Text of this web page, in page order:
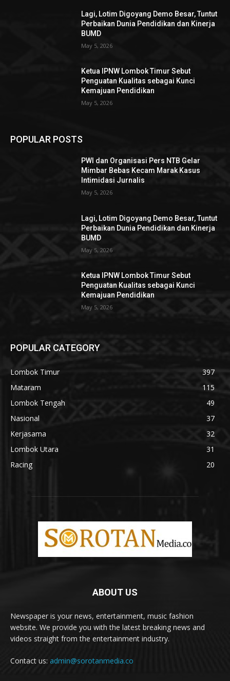
Lagi, Lotim Digoyang Demo Besar, Tuntut
Perbaikan Dunia Pendidikan dan Kinerja
BUMD
May 5, 2026
Ketua IPNW Lombok Timur Sebut
Penguatan Kualitas sebagai Kunci
Kemajuan Pendidikan
May 5, 2026
POPULAR POSTS
PWI dan Organisasi Pers NTB Gelar
Mimbar Bebas Kecam Marak Kasus
Intimidasi Jurnalis
May 5, 2026
Lagi, Lotim Digoyang Demo Besar, Tuntut
Perbaikan Dunia Pendidikan dan Kinerja
BUMD
May 5, 2026
Ketua IPNW Lombok Timur Sebut
Penguatan Kualitas sebagai Kunci
Kemajuan Pendidikan
May 5, 2026
POPULAR CATEGORY
Lombok Timur
397
Mataram
115
Lombok Tengah
49
Nasional
37
Kerjasama
32
Lombok Utara
31
Racing
20
ABOUT US
Newspaper is your news, entertainment, music fashion
website. We provide you with the latest breaking news and
videos straight from the entertainment industry.
Contact us: admin@sorotanmedia.co